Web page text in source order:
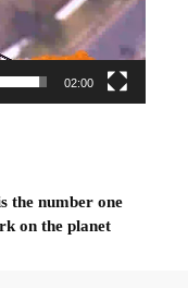
02:00
the number one
on the planet